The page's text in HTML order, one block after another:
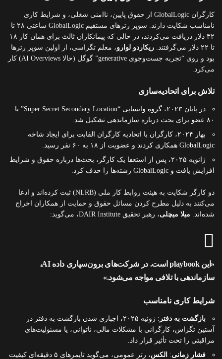
کارگران GlobalLogic از حقوق پایین، ناامنی شغلی، و شرایط کاری
نامناسب شکایت دارند. سوپر رترهای مستقیم GlobalLogic ساعتی ۲۸ تا
۳۲ دلار دریافت می‌کردند، در حالی که پیمانکاران ثالث برای همان کار ۱۸
تا ۲۲ دلار می‌گرفتند.
ریکاردو لوارو، معلم تگزاسی، از اولین سوپر رترها
بود و روی “تجربه جست‌وجوی generative” گوگل (حالا AI Overviews) کار
می‌کرد.
تلاش برای اتحادیه‌سازی
در پایان ۲۰۲۳، گروه واتساپی “Super Secret Secondary Location” با
۸۰ عضو برای بحث درباره سازماندهی تشکیل شد.
بهار ۲۰۲۴، کارگران با اتحادیه کارگران الفابت برای ایجاد شاخه
GlobalLogic همکاری کردند و عضویت از ۱۸ به ۶۰ نفر رسید.
ژانویه ۲۰۲۵، پس از استعفا یک کارگر، بحث‌ها درباره حقوق و شرایط
افزایش یافت و GlobalLogic رشته‌ها را حذف کرد.
دو کارگر شکایت به هیئت روابط کار ملی (NLRB) ثبت کرده‌اند و ادعا
می‌کنند به دلیل مطرح کردن مسائل حقوق و حمایت از همکاران اخراج
شده‌اند. میلا میچلی، رهبر تحقیق DAIR Institute، می‌گوید:
«این playbook است. در شرکت‌های برون‌سپاری داده AI،
سازماندهی با تلافی مواجه می‌شود.»
شرایط کاری نامناسب
بازگشت به دفتر
: ژوئیه ۲۰۲۵، اجباری شدن بازگشت به دفتر در
آستین تگزاس، کارگرانی با مشکلات مالی، ناتوانی، یا مسئولیت‌های
مراقبتی را تحت تأثیر قرار داد.
فشار زمانی: الکس
، رتر عمومی، می‌گوید تایمرهای ۵ دقیقه‌ای کیفیت